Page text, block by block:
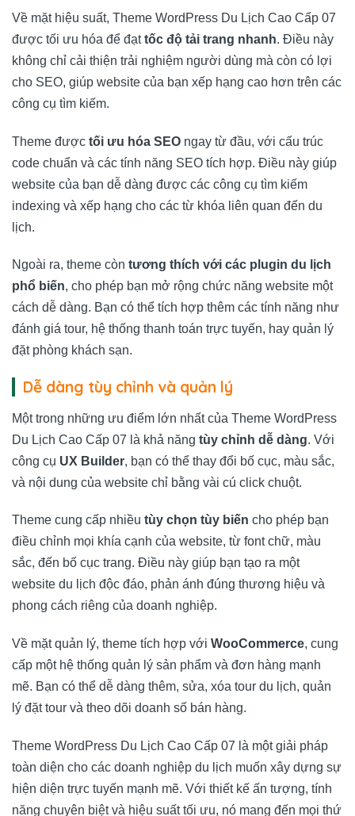
Về mặt hiệu suất, Theme WordPress Du Lịch Cao Cấp 07
được tối ưu hóa để đạttốc độ tải trang nhanh. Điều này
không chỉ cải thiện trải nghiệm người dùng mà còn có lợi
cho SEO, giúp website của bạn xếp hạng cao hơn trên các
công cụ tìm kiếm.
Theme được tối ưu hóa SEO ngay từ đầu, với cấu trúc
code chuẩn và các tính năng SEO tích hợp. Điều này giúp
website của bạn dễ dàng được các công cụ tìm kiếm
indexing và xếp hạng cho các từ khóa liên quan đến du
lịch.
Ngoài ra, theme còn tương thích với các plugin du lịch
phổ biến, cho phép bạn mở rộng chức năng website một
cách dễ dàng. Bạn có thể tích hợp thêm các tính năng như
đánh giá tour, hệ thống thanh toán trực tuyến, hay quản lý
đặt phòng khách sạn.
Dễ dàng tùy chỉnh và quản lý
Một trong những ưu điểm lớn nhất của Theme WordPress
Du Lịch Cao Cấp 07 là khả năng tùy chỉnh dễ dàng. Với
công cụ UX Builder, bạn có thể thay đổi bố cục, màu sắc,
và nội dung của website chỉ bằng vài cú click chuột.
Theme cung cấp nhiều tùy chọn tùy biến cho phép bạn
điều chỉnh mọi khía cạnh của website, từ font chữ, màu
sắc, đến bố cục trang. Điều này giúp bạn tạo ra một
website du lịch độc đáo, phản ánh đúng thương hiệu và
phong cách riêng của doanh nghiệp.
Về mặt quản lý, theme tích hợp với WooCommerce, cung
cấp một hệ thống quản lý sản phẩm và đơn hàng mạnh
mẽ. Bạn có thể dễ dàng thêm, sửa, xóa tour du lịch, quản
lý đặt tour và theo dõi doanh số bán hàng.
Theme WordPress Du Lịch Cao Cấp 07 là một giải pháp
toàn diện cho các doanh nghiệp du lịch muốn xây dựng sự
hiện diện trực tuyến mạnh mẽ. Với thiết kế ấn tượng, tính
năng chuyên biệt và hiệu suất tối ưu, nó mang đến mọi thứ